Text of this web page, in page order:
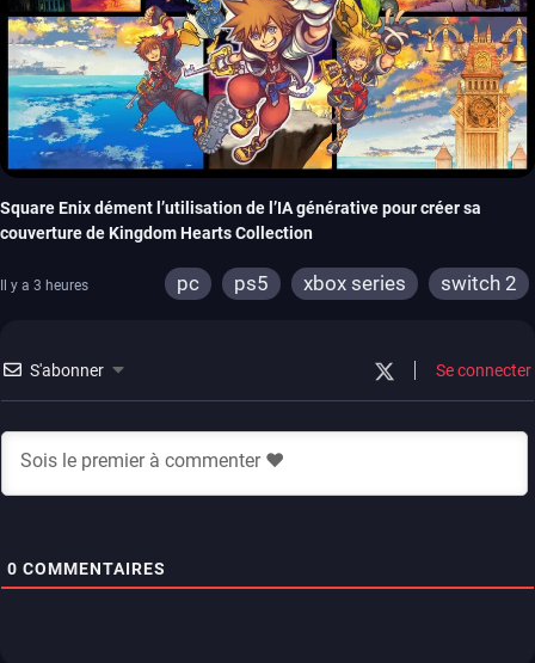
Square Enix dément l’utilisation de l’IA générative pour créer sa
couverture de Kingdom Hearts Collection
Il y a 3 heures pc ps5 xbox series switch 2
S'abonner Se connecter
0 COMMENTAIRES